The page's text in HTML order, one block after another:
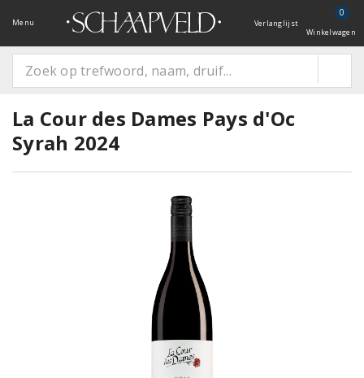
Menu Verlanglijst
0
Winkelwagen
La Cour des Dames Pays d'Oc
Syrah 2024